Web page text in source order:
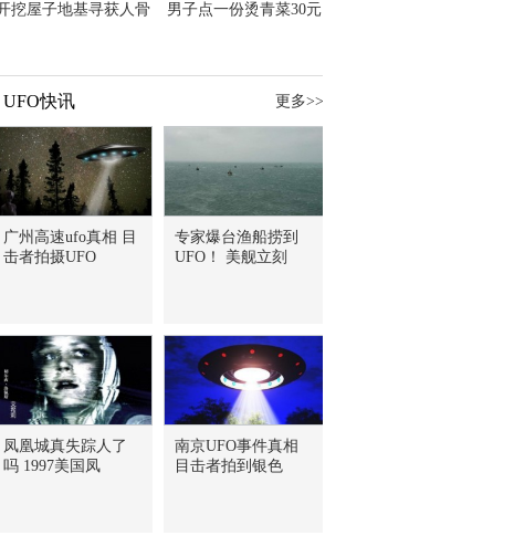
挖屋子地基寻获人骨
男子点一份烫青菜30元
UFO快讯 更多>>
广州高速ufo真相 目
击者拍摄UFO
专家爆台渔船捞到
UFO！ 美舰立刻
凤凰城真失踪人了
吗 1997美国凤
南京UFO事件真相
目击者拍到银色